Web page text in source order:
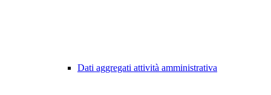
Dati aggregati attività amministrativa